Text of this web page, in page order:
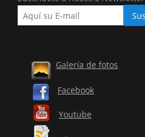
Galería de fotos
Facebook
Youtube